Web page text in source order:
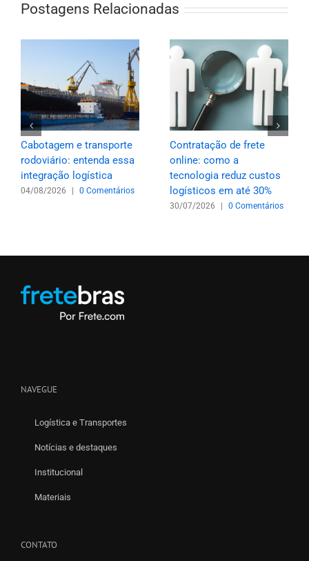
Postagens Relacionadas
Cabotagem e transporte
rodoviário: entenda essa
integração logística
04/08/2026 0 Comentários
Contratação de frete
online: como a
tecnologia reduz custos
logísticos em até 30%
30/07/2026 0 Comentários
NAVEGUE
Logística e Transportes
Notícias e destaques
Institucional
Materiais
CONTATO